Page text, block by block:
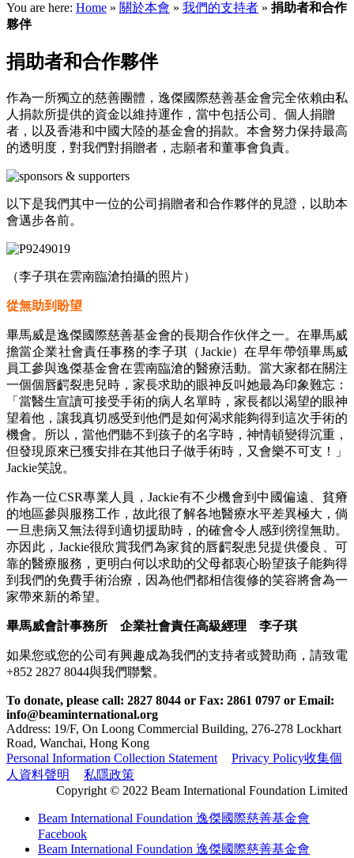
You are here: Home » 關於本會 » 我們的支持者 » 捐助者和合作
夥伴
捐助者和合作夥伴
作為一所獨立的慈善團體，逸傑國際慈善基金會完全依賴由私
人捐款所提供的資金以維持運作，當中包括公司、個人捐贈
者，以及香港和中國大陸的基金會的捐款。本會努力保持最高
的透明度，對我們對捐贈者，志願者和董事會負責。
以下是我們其中一位的公司捐贈者和合作夥伴的見證，以助本
會邁步各前。
（李子琪在雲南臨滄拍攝的照片）
從無助到盼望
畢馬威是逸傑國際慈善基金會的長期合作伙伴之一。在畢馬威
擔當企業社會責任事務的李子琪（Jackie）在早年帶領畢馬威
員工參與逸傑基金會在雲南臨滄的醫療活動。當大家都在關注
一個個唇齶裂患兒時，家長求助的眼神反叫她最為印象難忘：
「當醫生宣讀可接受手術的病人名單時，家長都以渴望的眼神
望着他，讓我真切感受到他們是如何渴求能夠得到這次手術的
機會。所以，當他們聽不到孩子的名字時，神情頓變得沉重，
但發現原來已獲安排在其他日子做手術時，又會樂不可支！」
Jackie笑說。
作為一位CSR專業人員，Jackie有不少機會到中國偏遠、貧瘠
的地區參與服務工作，故此很了解各地醫療水平差異極大，倘
一旦患病又無法得到適切援助時，的確會令人感到徬徨無助。
亦因此，Jackie很欣賞我們為家貧的唇齶裂患兒提供優良、可
靠的醫療服務，更明白何以求助的父母都衷心盼望孩子能夠得
到我們的免費手術治療，因為他們都相信復修的笑容將會為一
家帶來新的希望。
畢馬威會計事務所 企業社會責任高級經理 李子琪
如果您或您的公司有興趣成為我們的支持者或贊助商，請致電
+852 2827 8044與我們聯繫。
To donate, please call: 2827 8044 or Fax: 2861 0797 or Email:
info@beaminternational.org
Address: 19/F, On Loong Commercial Building, 276-278 Lockhart
Road, Wanchai, Hong Kong
Personal Information Collection Statement
Privacy Policy收集個
人資料聲明
私隱政策
Copyright © 2022 Beam International Foundation Limited
Beam International Foundation 逸傑國際慈善基金會
Facebook
Beam International Foundation 逸傑國際慈善基金會